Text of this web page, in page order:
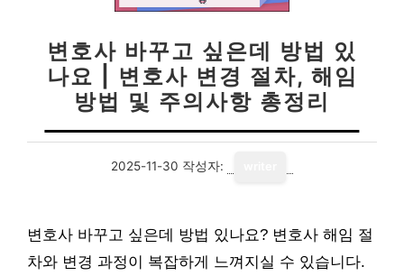
변호사 바꾸고 싶은데 방법 있
나요 | 변호사 변경 절차, 해임
방법 및 주의사항 총정리
2025-11-30 작성자:
변호사 바꾸고 싶은데 방법 있나요? 변호사 해임 절
차와 변경 과정이 복잡하게 느껴지실 수 있습니다.